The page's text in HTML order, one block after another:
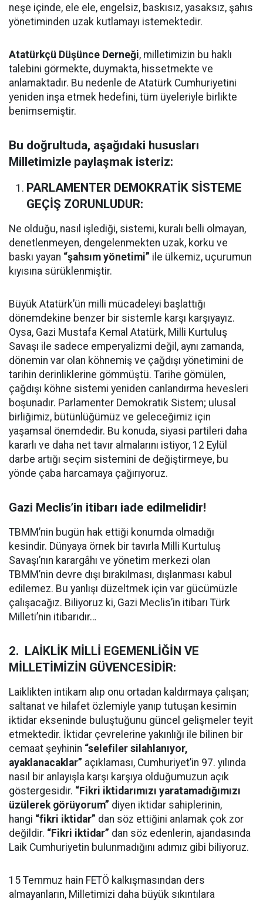
neşe içinde, ele ele, engelsiz, baskısız, yasaksız, şahıs
yönetiminden uzak kutlamayı istemektedir.
Atatürkçü Düşünce Derneği, milletimizin bu haklı
talebini görmekte, duymakta, hissetmekte ve
anlamaktadır. Bu nedenle de Atatürk Cumhuriyetini
yeniden inşa etmek hedefini, tüm üyeleriyle birlikte
benimsemiştir.
Bu doğrultuda, aşağıdaki hususları
Milletimizle paylaşmak isteriz:
PARLAMENTER DEMOKRATİK SİSTEME
GEÇİŞ ZORUNLUDUR:
Ne olduğu, nasıl işlediği, sistemi, kuralı belli olmayan,
denetlenmeyen, dengelenmekten uzak, korku ve
baskı yayan “şahsım yönetimi” ile ülkemiz, uçurumun
kıyısına sürüklenmiştir.
Büyük Atatürk’ün milli mücadeleyi başlattığı
dönemdekine benzer bir sistemle karşı karşıyayız.
Oysa, Gazi Mustafa Kemal Atatürk, Milli Kurtuluş
Savaşı ile sadece emperyalizmi değil, aynı zamanda,
dönemin var olan köhnemiş ve çağdışı yönetimini de
tarihin derinliklerine gömmüştü. Tarihe gömülen,
çağdışı köhne sistemi yeniden canlandırma hevesleri
boşunadır. Parlamenter Demokratik Sistem; ulusal
birliğimiz, bütünlüğümüz ve geleceğimiz için
yaşamsal önemdedir. Bu konuda, siyasi partileri daha
kararlı ve daha net tavır almalarını istiyor, 12 Eylül
darbe artığı seçim sistemini de değiştirmeye, bu
yönde çaba harcamaya çağırıyoruz.
Gazi Meclis’in itibarı iade edilmelidir!
TBMM’nin bugün hak ettiği konumda olmadığı
kesindir. Dünyaya örnek bir tavırla Milli Kurtuluş
Savaşı’nın karargâhı ve yönetim merkezi olan
TBMM’nin devre dışı bırakılması, dışlanması kabul
edilemez. Bu yanlışı düzeltmek için var gücümüzle
çalışacağız. Biliyoruz ki, Gazi Meclis’in itibarı Türk
Milleti’nin itibarıdır…
2. LAİKLİK MİLLİ EGEMENLİĞİN VE
MİLLETİMİZİN GÜVENCESİDİR:
Laiklikten intikam alıp onu ortadan kaldırmaya çalışan;
saltanat ve hilafet özlemiyle yanıp tutuşan kesimin
iktidar ekseninde buluştuğunu güncel gelişmeler teyit
etmektedir. İktidar çevrelerine yakınlığı ile bilinen bir
cemaat şeyhinin “selefiler silahlanıyor,
ayaklanacaklar” açıklaması, Cumhuriyet’in 97. yılında
nasıl bir anlayışla karşı karşıya olduğumuzun açık
göstergesidir. “Fikri iktidarımızı yaratamadığımızı
üzülerek görüyorum” diyen iktidar sahiplerinin,
hangi “fikri iktidar” dan söz ettiğini anlamak çok zor
değildir. “Fikri iktidar” dan söz edenlerin, ajandasında
Laik Cumhuriyetin bulunmadığını adımız gibi biliyoruz.
15 Temmuz hain FETÖ kalkışmasından ders
almayanların, Milletimizi daha büyük sıkıntılara